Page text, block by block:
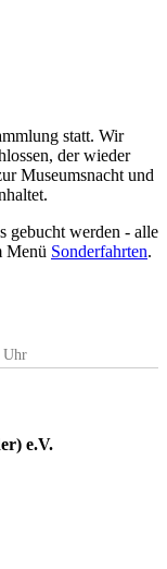
statt. Wir
der wieder
Museumsnacht und
gebucht werden - alle
Menü Sonderfahrten.
Uhr
e.V.